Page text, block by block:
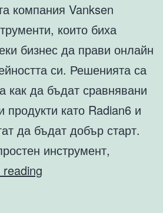
компания Vanksen
които биха
бизнес да прави онлайн
си. Решенията са
как да бъдат сравнявани
като Radian6 и
да бъдат добър старт.
инструмент,